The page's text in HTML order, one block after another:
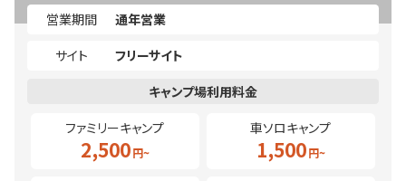
営業期間
通年営業
サイト
フリーサイト
ファミリーキャンプ
2,500
車ソロキャンプ
1,500